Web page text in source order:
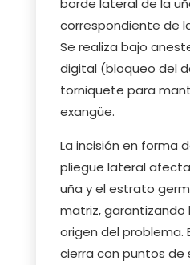
borde lateral de la
correspondiente de
Se realiza bajo
digital (bloqueo del
torniquete para
exangüe.
La incisión en forma
pliegue lateral
uña y el estrato
matriz, garantizando
origen del problema.
cierra con puntos de